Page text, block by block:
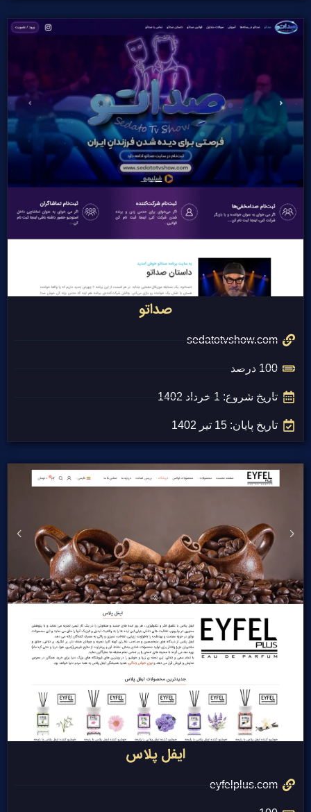
صداتو
sedatotvshow.com
100 درصد
تاریخ شروع: 1 خرداد 1402
تاریخ پایان: 15 تیر 1402
ایفل پلاس
eyfelplus.com